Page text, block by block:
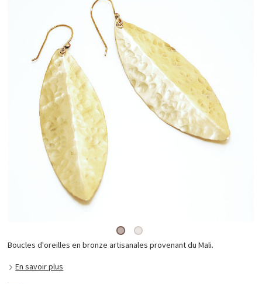
Boucles d'oreilles en bronze artisanales provenant du Mali.
En savoir plus